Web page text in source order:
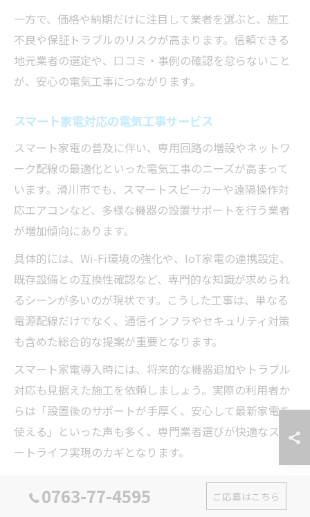
一方で、価格や納期だけに注目して業者を選ぶと、施工
不良や保証トラブルのリスクが高まります。信頼できる
地元業者の選定や、口コミ・事例の確認を怠らないこと
が、安心の電気工事につながります。
スマート家電対応の電気工事サービス
スマート家電の普及に伴い、専用回路の増設やネットワ
ーク配線の最適化といった電気工事のニーズが高まって
います。滑川市でも、スマートスピーカーや遠隔操作対
応エアコンなど、多様な機器の設置サポートを行う業者
が増加傾向にあります。
具体的には、Wi-Fi環境の強化や、IoT家電の連携設定、
既存設備との互換性確認など、専門的な知識が求められ
るシーンが多いのが現状です。こうした工事は、単なる
電源配線だけでなく、通信インフラやセキュリティ対策
も含めた総合的な提案が重要となります。
スマート家電導入時には、将来的な機器追加やトラブル
対応も見据えた施工を依頼しましょう。実際の利用者か
らは「設置後のサポートが手厚く、安心して最新家電を
使える」といった声も多く、専門業者選びが快適なスマ
ートライフ実現のカギとなります。
電気工事の技術進化が暮らしを支える
0763-77-4595 ご応募はこちら